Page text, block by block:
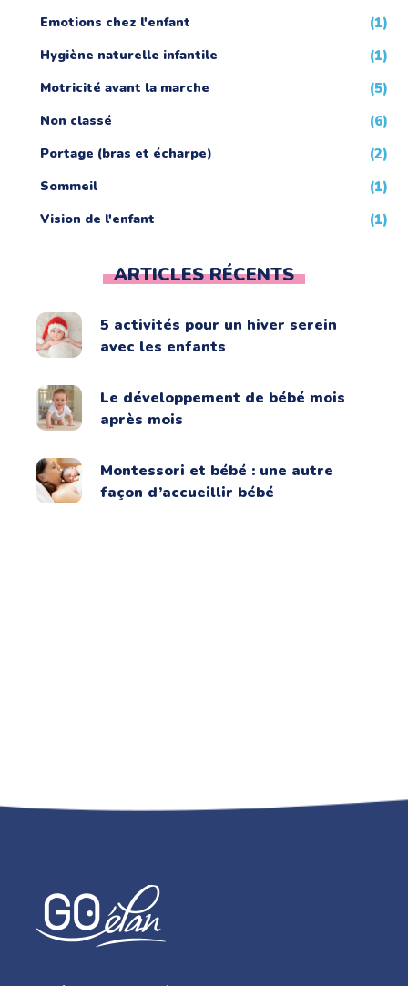
Emotions chez l'enfant (1)
Hygiène naturelle infantile (1)
Motricité avant la marche (5)
Non classé (6)
Portage (bras et écharpe) (2)
Sommeil (1)
Vision de l'enfant (1)
ARTICLES RÉCENTS
5 activités pour un hiver serein
avec les enfants
Le développement de bébé mois
après mois
Montessori et bébé : une autre
façon d’accueillir bébé